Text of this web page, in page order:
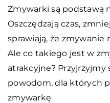
Zmywarki są podstawą
Oszczędzają czas,
sprawiają, że zmywanie
Ale co takiego jest w
atrakcyjne?
powodom, dla których
zmywarkę.